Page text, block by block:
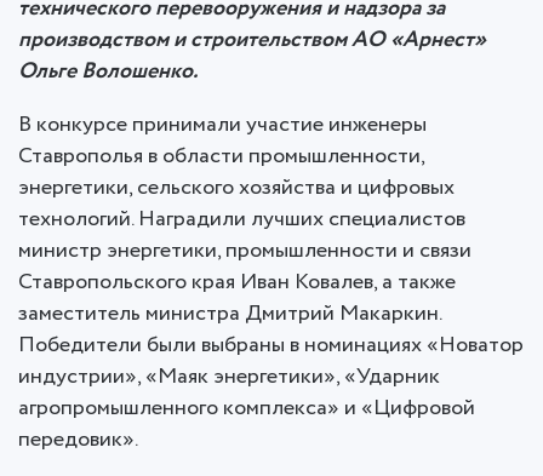
технического перевооружения и надзора за
производством и строительством АО «Арнест»
Ольге Волошенко.
В конкурсе принимали участие инженеры
Ставрополья в области промышленности,
энергетики, сельского хозяйства и цифровых
технологий. Наградили лучших специалистов
министр энергетики, промышленности и связи
Ставропольского края Иван Ковалев, а также
заместитель министра Дмитрий Макаркин.
Победители были выбраны в номинациях «Новатор
индустрии», «Маяк энергетики», «Ударник
агропромышленного комплекса» и «Цифровой
передовик».